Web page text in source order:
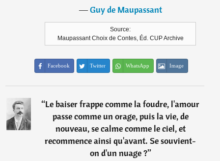
―Guy de Maupassant
Source:
Maupassant Choix de Contes, Éd. CUP Archive
Facebook Twitter WhatsApp Image
“Le baiser frappe comme la foudre, l'amour
passe comme un orage, puis la vie, de
nouveau, se calme comme le ciel, et
recommence ainsi qu'avant. Se souvient-
on d'un nuage ?”